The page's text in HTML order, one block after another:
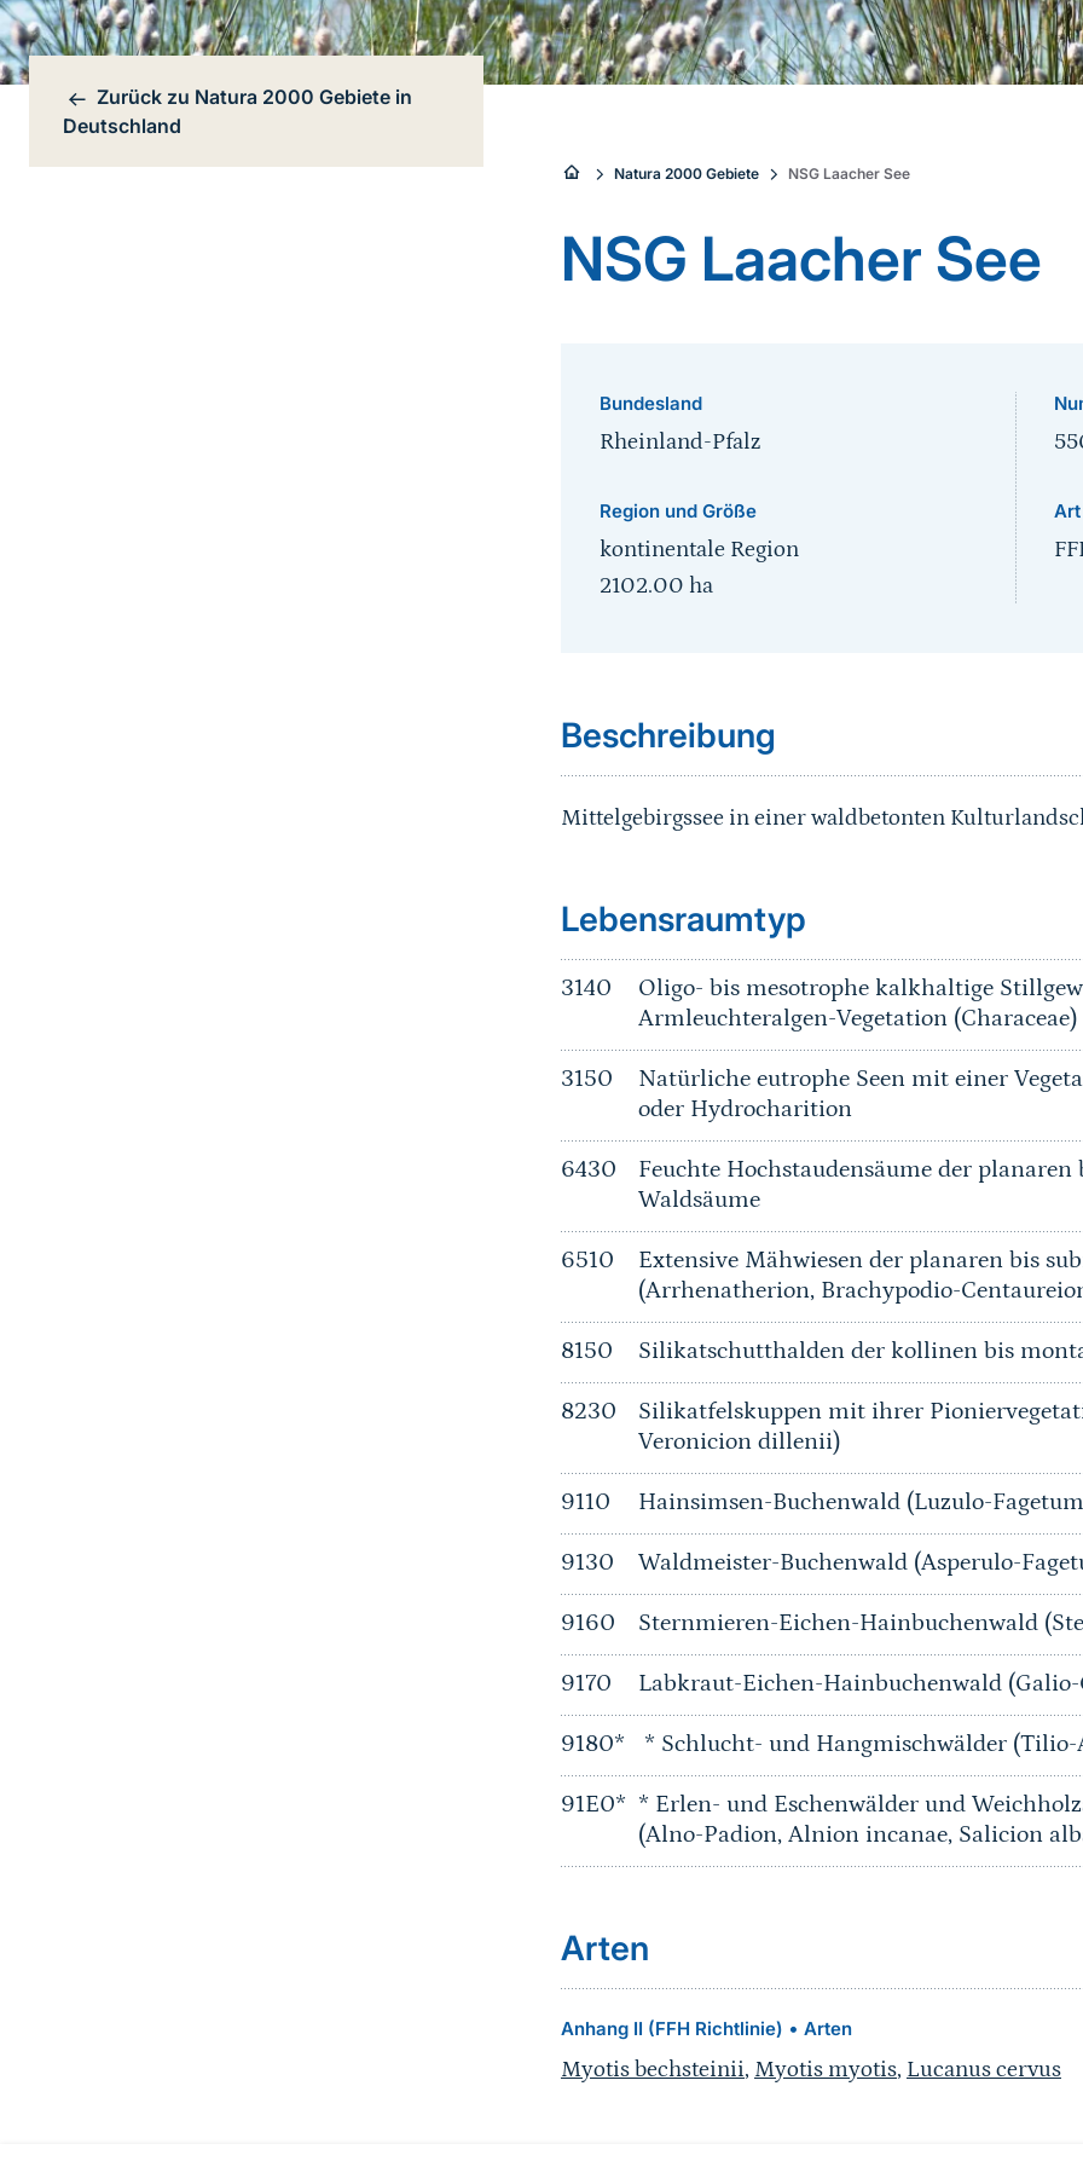
Bereichsnavigation
Zurück zu Natura 2000 Gebiete in
Deutschland
Sie
sind
hier:
Natura 2000 Gebiete NSG Laacher See
NSG Laacher See
Bundesland
Rheinland-Pfalz
Region und Größe
kontinentale Region
2102.00 ha
Art
Beschreibung
Mittelgebirgssee in einer waldbetonten
Sprungmarke
Lebensraumtyp
3140
Oligo- bis mesotrophe kalkhaltige
Armleuchteralgen-Vegetation (Characeae)
3150
Natürliche eutrophe Seen mit einer
oder Hydrocharition
6430
Feuchte Hochstaudensäume der
Waldsäume
6510
Extensive Mähwiesen der planaren bis
(Arrhenatherion, Brachypodio-
8150 Silikatschutthalden der kollinen bis
8230
Silikatfelskuppen mit ihrer
Veronicion dillenii)
9110 Hainsimsen-Buchenwald (Luzulo-
9130 Waldmeister-Buchenwald (Asperulo-
9160 Sternmieren-Eichen-Hainbuchenwald
9170 Labkraut-Eichen-Hainbuchenwald
9180* * Schlucht- und Hangmischwälder (Tilio-
91E0* * Erlen- und Eschenwälder und
(Alno-Padion, Alnion incanae, Salicion
Arten
Anhang II (FFH Richtlinie) • Arten
Myotis bechsteinii, Myotis myotis, Lucanus cervus